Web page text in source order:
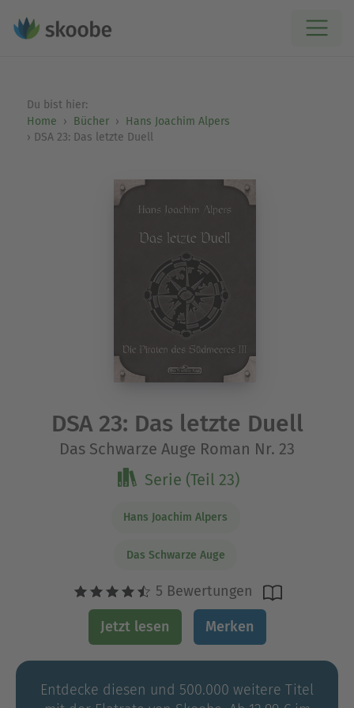
Du bist hier:
Home
Bücher
Hans Joachim Alpers
DSA 23: Das letzte Duell
DSA 23: Das letzte Duell
Das Schwarze Auge Roman Nr. 23
Serie (Teil 23)
Hans Joachim Alpers
Das Schwarze Auge
5 Bewertungen
Jetzt lesen Merken
Entdecke diesen und 500.000 weitere Titel